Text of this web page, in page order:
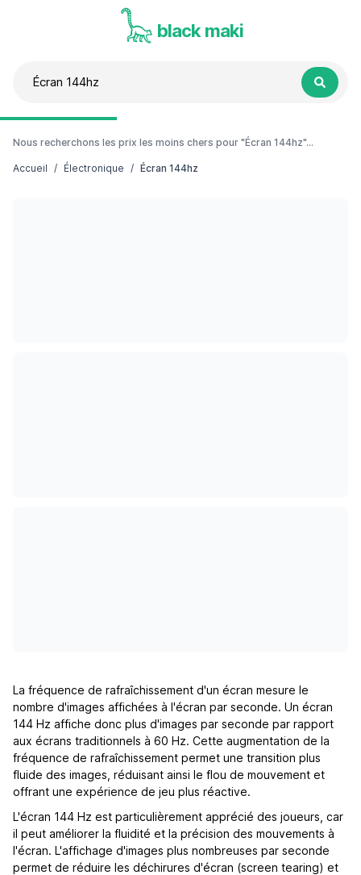
black maki
Nous recherchons les prix les moins chers pour "Écran 144hz"...
Accueil / Électronique / Écran 144hz
La fréquence de rafraîchissement d'un écran mesure le
nombre d'images affichées à l'écran par seconde. Un écran
144 Hz affiche donc plus d'images par seconde par rapport
aux écrans traditionnels à 60 Hz. Cette augmentation de la
fréquence de rafraîchissement permet une transition plus
fluide des images, réduisant ainsi le flou de mouvement et
offrant une expérience de jeu plus réactive.
L'écran 144 Hz est particulièrement apprécié des joueurs, car
il peut améliorer la fluidité et la précision des mouvements à
l'écran. L'affichage d'images plus nombreuses par seconde
permet de réduire les déchirures d'écran (screen tearing) et